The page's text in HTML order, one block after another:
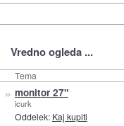
Vredno ogleda ...
Tema
» monitor 27"
icurk
Oddelek: Kaj kupiti